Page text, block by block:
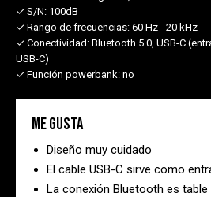
✓ S/N: 100dB
✓ Rango de frecuencias: 60 Hz - 20 kHz
✓ Conectividad: Bluetooth 5.0, USB-C
USB-C)
✓ Función powerbank: no
Me gusta
Diseño muy cuidado
El cable USB-C sirve como
La conexión Bluetooth es